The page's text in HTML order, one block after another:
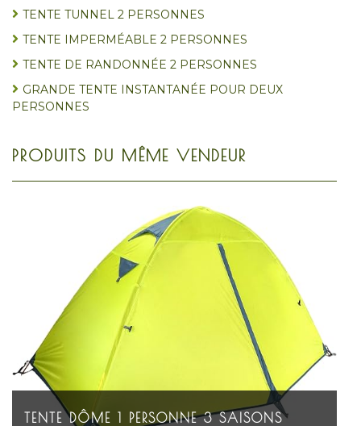
TENTE TUNNEL 2 PERSONNES
TENTE IMPERMÉABLE 2 PERSONNES
TENTE DE RANDONNÉE 2 PERSONNES
GRANDE TENTE INSTANTANÉE POUR DEUX
PERSONNES
PRODUITS DU MÊME VENDEUR
TENTE DÔME 1 PERSONNE 3 SAISONS